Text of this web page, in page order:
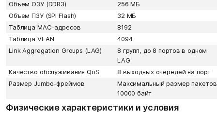
Объем ОЗУ (DDR3)
256 МБ
Объем ПЗУ (SPI Flash)
32 МБ
Таблица MAC-адресов
8192
Таблица VLAN
4094
Link Aggregation Groups (LAG)
8 групп, до 8 портов в одном
LAG
Качество обслуживания QoS
8 выходных очередей на порт
Размер Jumbo-фреймов
Максимальный размер пакетов
10000 байт
Физические характеристики и условия